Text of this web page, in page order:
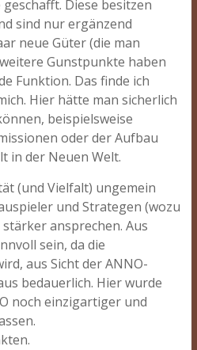
Diese besitzen
sind nur ergänzend
neue Güter (die man
Gunstpunkte haben
Funktion. Das finde ich
Hier hätte man sicherlich
beispielsweise
oder der Aufbau
in der Neuen Welt.
(und Vielfalt) ungemein
und Strategen (wozu
ansprechen. Aus
sein, da die
aus Sicht der ANNO-
bedauerlich. Hier wurde
noch einzigartiger und